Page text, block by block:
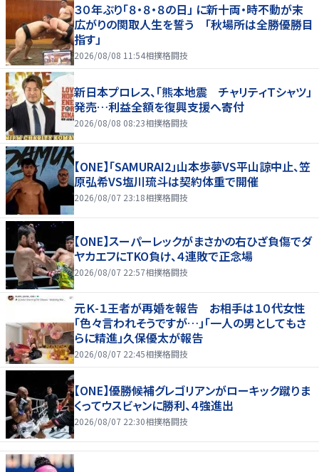
３０年ぶり「８・８・８の日」 に新十両・時不動が末
広がりの関取人生を誓う 「秋場所は全勝優勝目
指す」
2026/08/08 11:54相撲格闘技
新日本プロレス、「熊本地震 チャリティＴシャツ」
発売…利益全額を復興支援へ寄付
2026/08/08 08:23相撲格闘技
【ONE】「SAMURAI2」山本歩夢VS平山諒中止、笠
原弘希VS塩川琉斗は契約体重で開催
2026/08/07 23:18相撲格闘技
【ONE】スーパーレックがまさかの右ひざ負傷でダ
ヤカエフにTKO負け、４連敗で正念場
2026/08/07 22:57相撲格闘技
元Ｋ-１王者が再婚を報告 お相手は１０代女性
「色々言われそうですが…」「一人の男としてもさ
らに精進」久保優太が報告
2026/08/07 22:45相撲格闘技
【ONE】優勝候補グレゴリアンがローキック蹴りま
くってウスビャンに勝利、４強進出
2026/08/07 22:30相撲格闘技